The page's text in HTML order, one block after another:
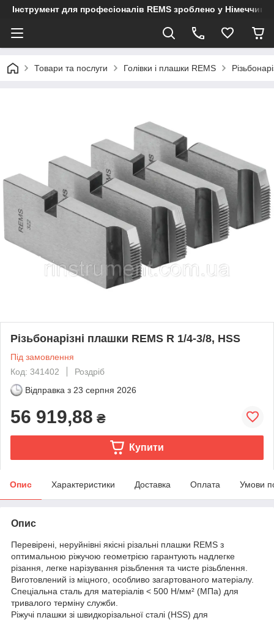
Інструмент для професіоналів REMS зроблено у Німеччині
Товари та послуги Голівки і плашки REMS
Різьбонарізні плашки REMS R 1/4-3/8, HSS
Під замовлення
Код: 341402
Роздріб
Відправка з 23 серпня 2026
56 919,88 ₴
Купити
Опис Характеристики Доставка Оплата Умови
Опис
Перевірені, неруйнівні якісні різальні плашки REMS з
оптимальною ріжучою геометрією гарантують надлегке
різання, легке нарізування різьблення та чисте різьблення.
Виготовлений із міцного, особливо загартованого матеріалу.
Спеціальна сталь для матеріалів < 500 Н/мм² (МПа) для
тривалого терміну служби.
Ріжучі плашки зі швидкорізальної сталі (HSS) для